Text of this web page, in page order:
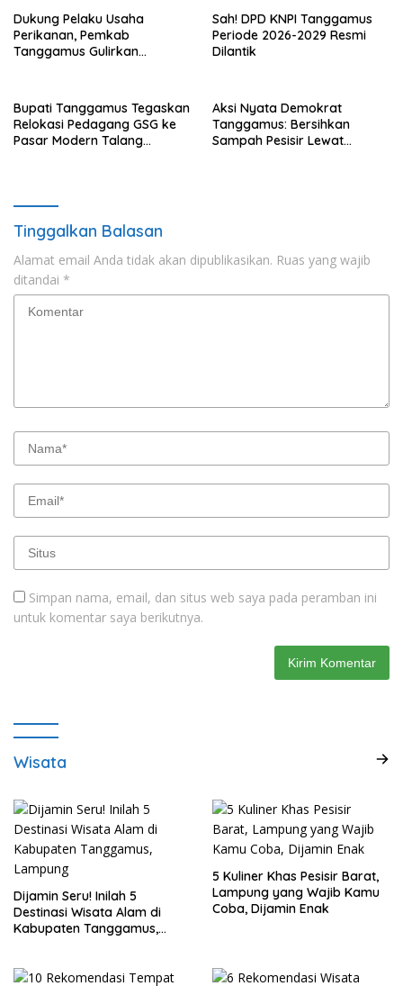
Dukung Pelaku Usaha
Perikanan, Pemkab
Tanggamus Gulirkan
Sah! DPD KNPI Tanggamus
Periode 2026-2029 Resmi
Dilantik
Bupati Tanggamus Tegaskan
Relokasi Pedagang GSG ke
Pasar Modern Talang
Aksi Nyata Demokrat
Tanggamus: Bersihkan
Sampah Pesisir Lewat
Tinggalkan Balasan
Alamat email Anda tidak akan dipublikasikan. Ruas yang wajib
ditandai *
Simpan nama, email, dan situs web saya pada peramban ini
untuk komentar saya berikutnya.
Wisata
Dijamin Seru! Inilah 5
Destinasi Wisata Alam di
Kabupaten Tanggamus,
5 Kuliner Khas Pesisir Barat,
Lampung yang Wajib Kamu
Coba, Dijamin Enak